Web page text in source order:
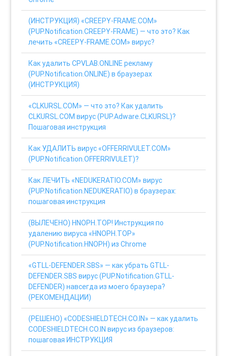
(ИНСТРУКЦИЯ) «CREEPY-FRAME.COM»
(PUP.Notification.CREEPY-FRAME) — что это? Как
лечить «CREEPY-FRAME.COM» вирус?
Как удалить CPVLAB.ONLINE рекламу
(PUP.Notification.ONLINE) в браузерах
(ИНСТРУКЦИЯ)
«CLKURSL.COM» — что это? Как удалить
CLKURSL.COM вирус (PUP.Adware.CLKURSL)?
Пошаговая инструкция
Как УДАЛИТЬ вирус «OFFERRIVULET.COM»
(PUP.Notification.OFFERRIVULET)?
Как ЛЕЧИТЬ «NEDUKERATIO.COM» вирус
(PUP.Notification.NEDUKERATIO) в браузерах:
пошаговая инструкция
(ВЫЛЕЧЕНО) HNOPH.TOP! Инструкция по
удалению вируса «HNOPH.TOP»
(PUP.Notification.HNOPH) из Chrome
«GTLL-DEFENDER.SBS» — как убрать GTLL-
DEFENDER.SBS вирус (PUP.Notification.GTLL-
DEFENDER) навсегда из моего браузера?
(РЕКОМЕНДАЦИИ)
(РЕШЕНО) «CODESHIELDTECH.CO.IN» — как удалить
CODESHIELDTECH.CO.IN вирус из браузеров:
пошаговая ИНСТРУКЦИЯ